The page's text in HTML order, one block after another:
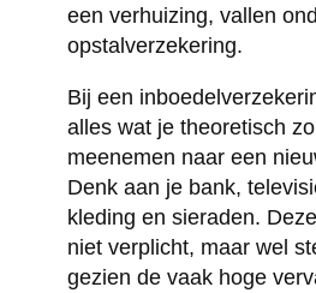
een verhuizing, vallen
opstalverzekering.
Bij een
alles wat je theoretisch
meenemen naar een
Denk aan je bank,
kleding en sieraden.
niet verplicht, maar wel
gezien de vaak hoge